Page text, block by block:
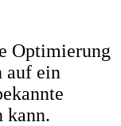
Optimierung
auf ein
kann.